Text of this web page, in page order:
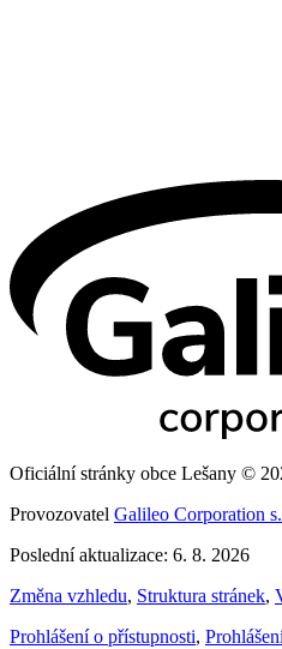
Oficiální stránky obce Lešany ©
Provozovatel Galileo Corporation
Poslední aktualizace: 6. 8. 2026
Změna vzhledu, Struktura stránek,
Prohlášení o přístupnosti,